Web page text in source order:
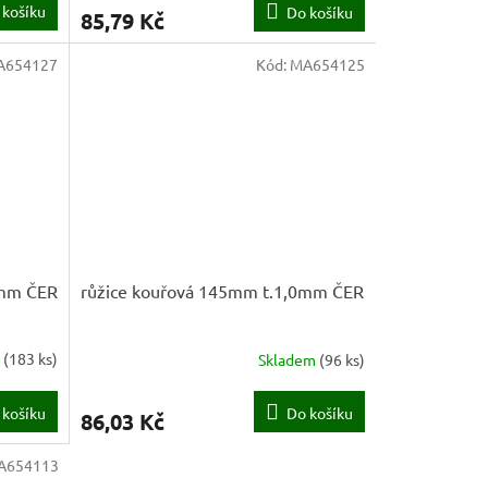
85,79 Kč Do košíku
ČER
(183 ks)
růžice kouřová 145mm t.1,0mm ČER
Skladem (96 ks)
86,03 Kč Do košíku
Kód: MA654125